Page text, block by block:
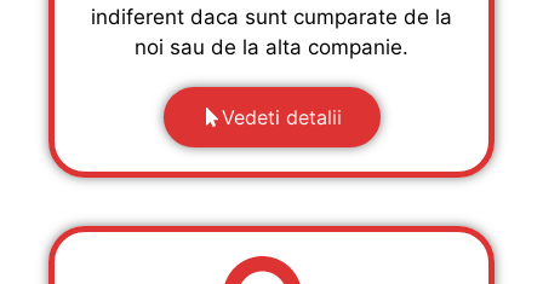
indiferent daca sunt cumparate de la
noi sau de la alta companie.
Vedeti detalii